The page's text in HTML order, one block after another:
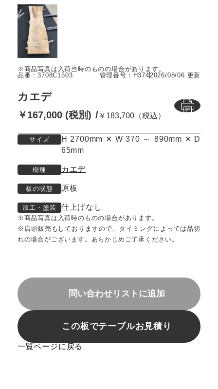
品番：3708C1503 管理番号：H374 2026/08/06 更新
カエデ
￥167,000 (税別) ￥183,700（税込）
サイズ
H 2700mm ✕ W 370 ～ 890mm ✕ D
65mm
樹種 カエデ
板の状態 原板
加工・塗装 仕上げなし
※商品写真は入荷時のものの場合があります。
※店頭販売もしておりますので、タイミングによっては品切
れの場合がございます。あらかじめご了承ください。
問い合わせリストに追加
この板でテーブルお見積り
一覧ページに戻る